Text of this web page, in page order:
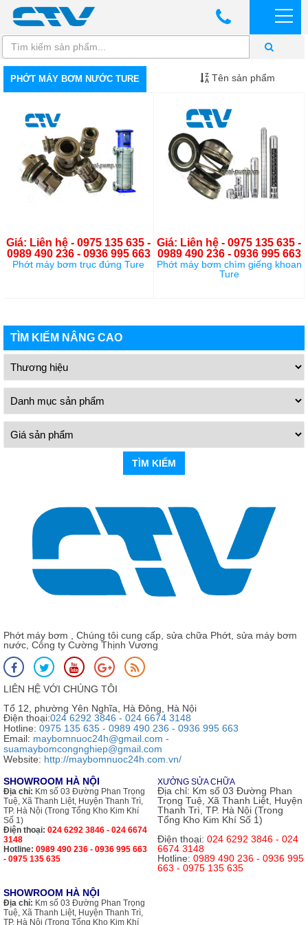
PHỚT MÁY BƠM NƯỚC TURE Tên sản phẩm
Giá: Liên hệ - 0975 135 635 -
0989 490 236 - 0936 995 663
Phớt máy bơm trục đứng Ture
Giá: Liên hệ - 0975 135 635 -
0989 490 236 - 0936 995 663
Phớt máy bơm chìm giếng khoan
Ture
TÌM KIẾM NÂNG CAO
TÌM KIẾM
Phớt máy bơm , Chúng tôi cung cấp, sửa chữa Phớt, sửa máy bơm
nước, Công ty Cường Thịnh Vương
LIÊN HỆ VỚI CHÚNG TÔI
Tổ 12, phường Yên Nghĩa, Hà Đông, Hà Nội
Điện thoại:024 6292 3846 - 024 6674 3148
Hotline: 0975 135 635 - 0989 490 236 - 0936 995 663
Email: maybomnuoc24h@gmail.com -
suamaybomcongnghiep@gmail.com
Website: http://maybomnuoc24h.com.vn/
SHOWROOM HÀ NỘI
Địa chỉ: Km số 03 Đường Phan Trọng
Tuệ, Xã Thanh Liệt, Huyện Thanh Trì,
TP. Hà Nội (Trong Tổng Kho Kim Khí
Số 1)
Điện thoại: 024 6292 3846 - 024 6674
3148
Hotline: 0989 490 236 - 0936 995 663
- 0975 135 635
XƯỞNG SỬA CHỮA
Địa chỉ: Km số 03 Đường Phan
Trọng Tuệ, Xã Thanh Liệt, Huyện
Thanh Trì, TP. Hà Nội (Trong
Tổng Kho Kim Khí Số 1)
Điện thoại: 024 6292 3846 - 024
6674 3148
Hotline: 0989 490 236 - 0936 995
663 - 0975 135 635
SHOWROOM HÀ NỘI
Địa chỉ: Km số 03 Đường Phan Trọng
Tuệ, Xã Thanh Liệt, Huyện Thanh Trì,
TP. Hà Nội (Trong Tổng Kho Kim Khí